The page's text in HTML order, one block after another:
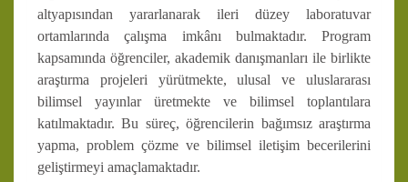
altyapısından yararlanarak ileri düzey laboratuvar
ortamlarında çalışma imkânı bulmaktadır. Program
kapsamında öğrenciler, akademik danışmanları ile birlikte
araştırma projeleri yürütmekte, ulusal ve uluslararası
bilimsel yayınlar üretmekte ve bilimsel toplantılara
katılmaktadır. Bu süreç, öğrencilerin bağımsız araştırma
yapma, problem çözme ve bilimsel iletişim becerilerini
geliştirmeyi amaçlamaktadır.